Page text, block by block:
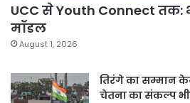
UCC से Youth Connect तक:
मॉडल
August 1, 2026
तिरंगे का सम्मान
चेतना का संकल्प